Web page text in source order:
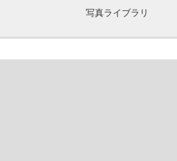
写真ライブラリ